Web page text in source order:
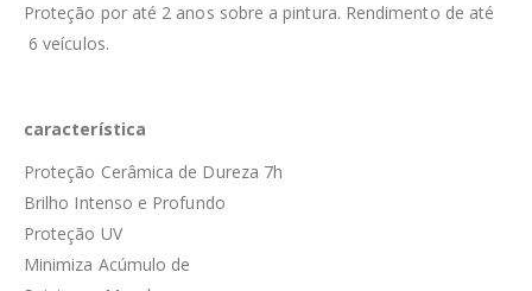
Proteção por até 2 anos sobre a pintura. Rendimento de até
6 veículos.
característica
Proteção Cerâmica de Dureza 7h
Brilho Intenso e Profundo
Proteção UV
Minimiza Acúmulo de